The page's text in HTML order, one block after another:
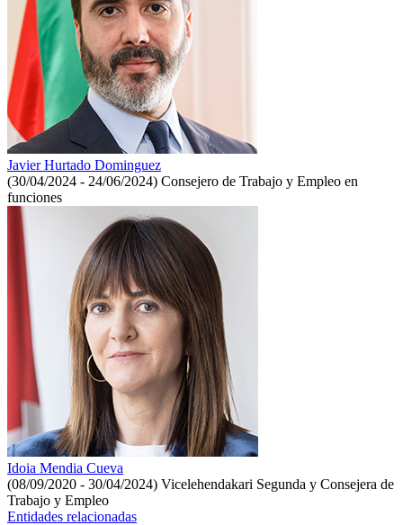
Javier Hurtado Dominguez
(30/04/2024 - 24/06/2024) Consejero de Trabajo y Empleo en
funciones
Idoia Mendia Cueva
(08/09/2020 - 30/04/2024) Vicelehendakari Segunda y Consejera de
Trabajo y Empleo
Entidades relacionadas